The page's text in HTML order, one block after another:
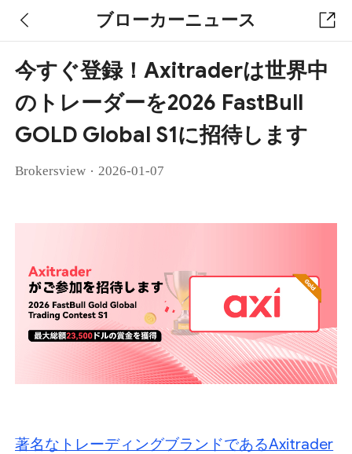
ブローカーニュース
今すぐ登録！Axitraderは世界中
のトレーダーを2026 FastBull
GOLD Global S1に招待します
Brokersview · 2026-01-07
著名なトレーディングブランドであるAxitrader